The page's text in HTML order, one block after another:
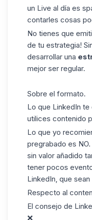
un Live al día es
contarles cosas
No tienes que
de tu estrategia!
desarrollar una
mejor ser regular.
Sobre el formato.
Lo que LinkedIn
utilices contenido
Lo que yo
pregrabado es
sin valor añadido
tener pocos
LinkedIn, que
Respecto al
El consejo de
❌